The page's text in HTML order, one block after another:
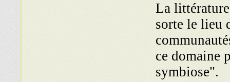
La
sorte le lieu
ce domaine
symbiose".